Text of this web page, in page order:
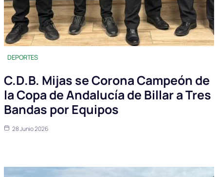
DEPORTES
C.D.B. Mijas se Corona Campeón de
la Copa de Andalucía de Billar a Tres
Bandas por Equipos
28 Junio 2026